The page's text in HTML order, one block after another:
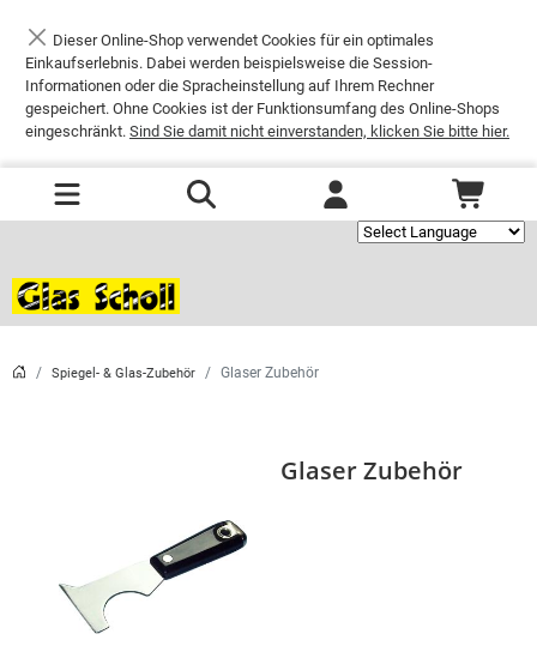
Schließen
Dieser Online-Shop verwendet Cookies für ein optimales
Einkaufserlebnis. Dabei werden beispielsweise die Session-
Informationen oder die Spracheinstellung auf Ihrem Rechner
gespeichert. Ohne Cookies ist der Funktionsumfang des Online-Shops
eingeschränkt. Sind Sie damit nicht einverstanden, klicken Sie bitte hier.
Spiegel- & Glas-Zubehör Glaser Zubehör
Glaser Zubehör